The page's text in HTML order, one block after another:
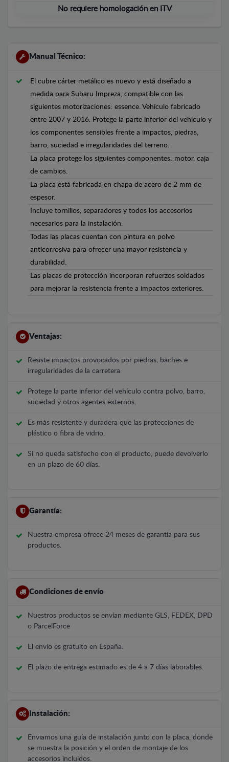
No requiere homologación en ITV
Manual Técnico:
El cubre cárter metálico es nuevo y está diseñado a
medida para Subaru Impreza, compatible con las
siguientes motorizaciones: essence. Vehículo fabricado
entre 2007 y 2016. Protege la parte inferior del vehículo y
los componentes sensibles frente a impactos, piedras,
barro, suciedad e irregularidades del terreno.
La placa protege los siguientes componentes: motor, caja
de cambios.
La placa está fabricada en chapa de acero de 2 mm de
espesor.
Incluye tornillos, separadores y todos los accesorios
necesarios para la instalación.
Todas las placas cuentan con pintura en polvo
anticorrosiva para ofrecer una mayor resistencia y
durabilidad.
Las placas de protección incorporan refuerzos soldados
para mejorar la resistencia frente a impactos exteriores.
Ventajas:
Resiste impactos provocados por piedras, baches e
irregularidades de la carretera.
Protege la parte inferior del vehículo contra polvo, barro,
suciedad y otros agentes externos.
Es más resistente y duradera que las protecciones de
plástico o fibra de vidrio.
Si no queda satisfecho con el producto, puede devolverlo
en un plazo de 60 días.
Garantía:
Nuestra empresa ofrece 24 meses de garantía para sus
productos.
Condiciones de envío
Nuestros productos se envían mediante GLS, FEDEX, DPD
o ParcelForce
El envío es gratuito en España.
El plazo de entrega estimado es de 4 a 7 días laborables.
Instalación:
Enviamos una guía de instalación junto con la placa, donde
se muestra la posición y el orden de montaje de los
accesorios incluidos.